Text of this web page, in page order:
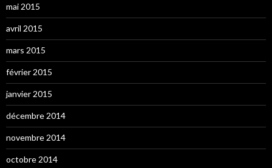
mai 2015
avril 2015
mars 2015
février 2015
janvier 2015
décembre 2014
novembre 2014
octobre 2014